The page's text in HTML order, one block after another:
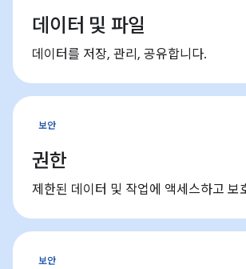
데이터 및 파일
데이터를 저장, 관리, 공유합니다.
보안
권한
제한된 데이터 및 작업에 액세스하고 보
보안